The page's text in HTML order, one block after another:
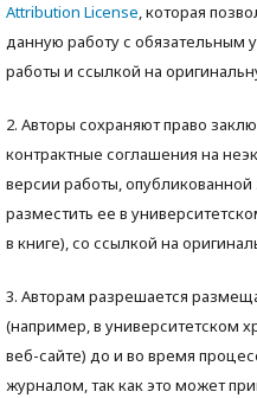
Attribution License, которая
данную работу с обязательным
работы и ссылкой на
2. Авторы сохраняют право
контрактные соглашения на
версии работы,
разместить ее в
в книге), со ссылкой на
3. Авторам разрешается
(например, в университетском
веб-сайте) до и во время
журналом, так как это может